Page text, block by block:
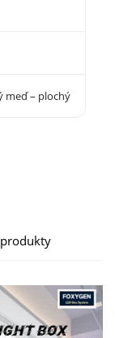
meď – plochý